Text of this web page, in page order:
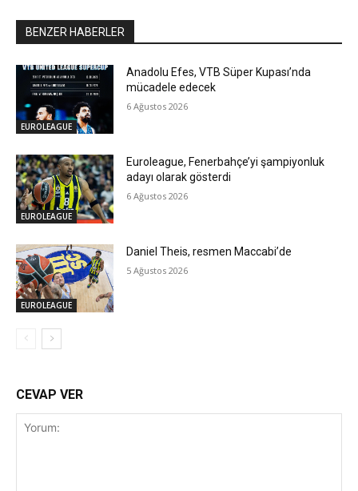
BENZER HABERLER
EUROLEAGUE
Anadolu Efes, VTB Süper Kupası’nda
mücadele edecek
6 Ağustos 2026
EUROLEAGUE
Euroleague, Fenerbahçe’yi şampiyonluk
adayı olarak gösterdi
6 Ağustos 2026
EUROLEAGUE
Daniel Theis, resmen Maccabi’de
5 Ağustos 2026
CEVAP VER